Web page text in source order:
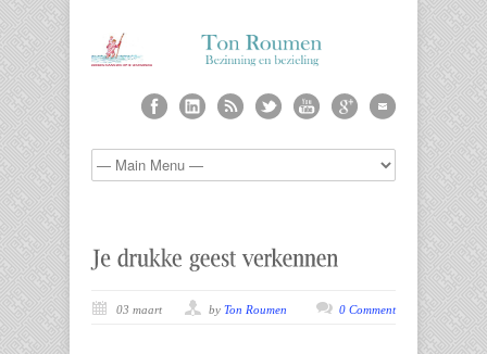
03 maart by Ton Roumen 0 Comment